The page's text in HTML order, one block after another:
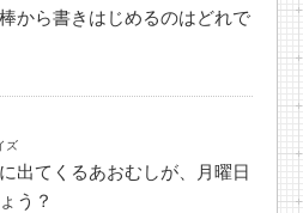
から書きはじめるのはどれで
ズ
出てくるあおむしが、月曜日
う？